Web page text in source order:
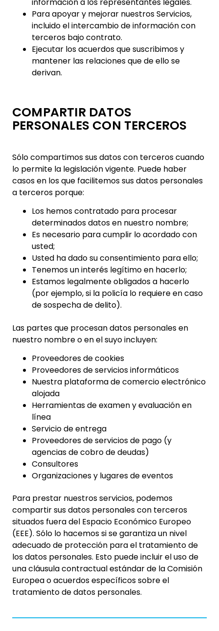
información a los representantes legales.
Para apoyar y mejorar nuestros Servicios,
incluido el intercambio de información con
terceros bajo contrato.
Ejecutar los acuerdos que suscribimos y
mantener las relaciones que de ello se
derivan.
COMPARTIR DATOS
PERSONALES CON TERCEROS
Sólo compartimos sus datos con terceros cuando
lo permite la legislación vigente. Puede haber
casos en los que facilitemos sus datos personales
a terceros porque:
Los hemos contratado para procesar
determinados datos en nuestro nombre;
Es necesario para cumplir lo acordado con
usted;
Usted ha dado su consentimiento para ello;
Tenemos un interés legítimo en hacerlo;
Estamos legalmente obligados a hacerlo
(por ejemplo, si la policía lo requiere en caso
de sospecha de delito).
Las partes que procesan datos personales en
nuestro nombre o en el suyo incluyen:
Proveedores de cookies
Proveedores de servicios informáticos
Nuestra plataforma de comercio electrónico
alojada
Herramientas de examen y evaluación en
línea
Servicio de entrega
Proveedores de servicios de pago (y
agencias de cobro de deudas)
Consultores
Organizaciones y lugares de eventos
Para prestar nuestros servicios, podemos
compartir sus datos personales con terceros
situados fuera del Espacio Económico Europeo
(EEE). Sólo lo hacemos si se garantiza un nivel
adecuado de protección para el tratamiento de
los datos personales. Esto puede incluir el uso de
una cláusula contractual estándar de la Comisión
Europea o acuerdos específicos sobre el
tratamiento de datos personales.